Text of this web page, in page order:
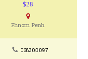
$28
Phnom Penh
068300097